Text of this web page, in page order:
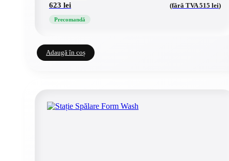
623 lei (fără TVA515 lei)
Precomandă
Adaugă în coș